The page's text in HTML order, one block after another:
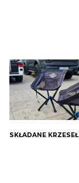
SKŁADANE